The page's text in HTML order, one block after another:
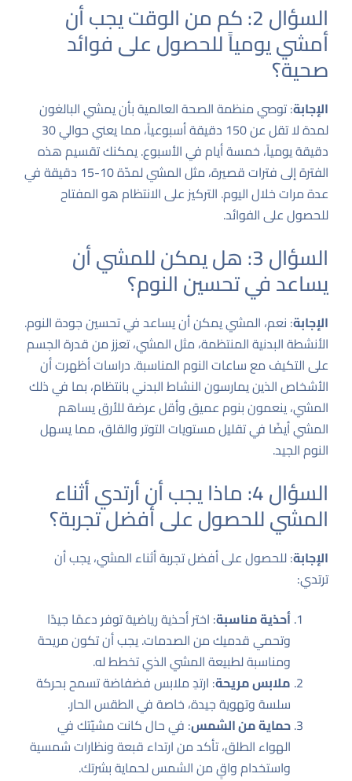
السؤال 2: كم من الوقت يجب أن
أمشي يومياً للحصول على فوائد
صحية؟
الإجابة: توصي منظمة الصحة العالمية بأن يمشي البالغون
لمدة لا تقل عن 150 دقيقة أسبوعياً، مما يعني حوالي 30
دقيقة يومياً، خمسة أيام في الأسبوع. يمكنك تقسيم هذه
الفترة إلى فترات قصيرة، مثل المشي لمدّة 10-15 دقيقة في
عدة مرات خلال اليوم. التركيز على الانتظام هو المفتاح
للحصول على الفوائد.
السؤال 3: هل يمكن للمشي أن
يساعد في تحسين النوم؟
الإجابة: نعم، المشي يمكن أن يساعد في تحسين جودة النوم.
الأنشطة البدنية المنتظمة، مثل المشي، تعزز من قدرة الجسم
على التكيف مع ساعات النوم المناسبة. دراسات أظهرت أن
الأشخاص الذين يمارسون النشاط البدني بانتظام، بما في ذلك
المشي، ينعمون بنوم عميق وأقل عرضة للأرق يساهم
المشي أيضًا في تقليل مستويات التوتر والقلق، مما يسهل
النوم الجيد.
السؤال 4: ماذا يجب أن أرتدي أثناء
المشي للحصول على أفضل تجربة؟
الإجابة: للحصول على أفضل تجربة أثناء المشي، يجب أن
ترتدي:
أحذية مناسبة: اختر أحذية رياضية توفر دعمًا جيدًا
وتحمي قدميك من الصدمات. يجب أن تكون مريحة
ومناسبة لطبيعة المشي الذي تخطط له.
ملابس مريحة: ارتدِ ملابس فضفاضة تسمح بحركة
سلسة وتهوية جيدة، خاصة في الطقس الحار.
حماية من الشمس: في حال كانت مشيّتك في
الهواء الطلق، تأكد من ارتداء قبعة ونظارات شمسية
واستخدام واقٍ من الشمس لحماية بشرتك.